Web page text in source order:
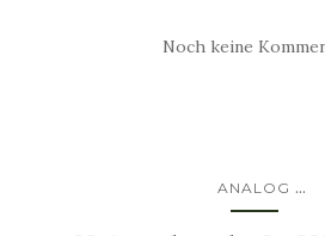
Noch keine
ANALOG ...